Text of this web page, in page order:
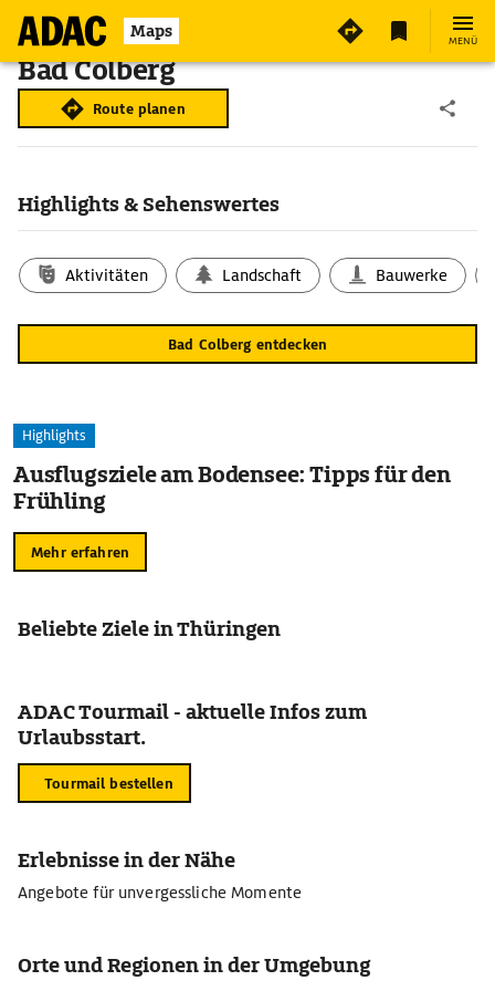
Maps MENÜ
Bad Colberg
Route planen
Highlights & Sehenswertes
Aktivitäten Landschaft Bauwerke
Bad Colberg entdecken
Highlights
Ausflugsziele am Bodensee: Tipps für den
Frühling
Mehr erfahren
Beliebte Ziele in Thüringen
ADAC Tourmail - aktuelle Infos zum
Urlaubsstart.
Tourmail bestellen
Erlebnisse in der Nähe
Angebote für unvergessliche Momente
Orte und Regionen in der Umgebung